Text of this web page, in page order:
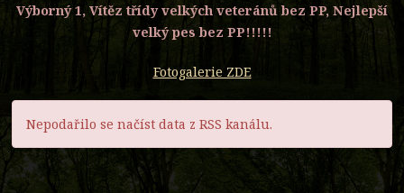
Výborný 1, Vítěz třídy velkých veteránů bez PP, Nejlepší
velký pes bez PP!!!!!
Fotogalerie ZDE
Nepodařilo se načíst data z RSS kanálu.